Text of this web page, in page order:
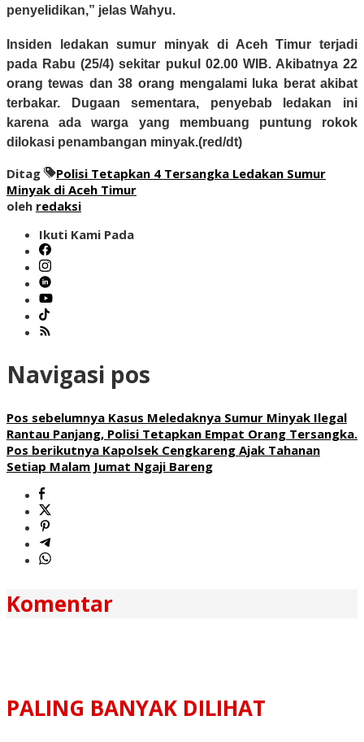
penyelidikan,” jelas Wahyu.
Insiden ledakan sumur minyak di Aceh Timur terjadi
pada Rabu (25/4) sekitar pukul 02.00 WIB. Akibatnya 22
orang tewas dan 38 orang mengalami luka berat akibat
terbakar. Dugaan sementara, penyebab ledakan ini
karena ada warga yang membuang puntung rokok
dilokasi penambangan minyak.(red/dt)
Ditag
Polisi Tetapkan 4 Tersangka Ledakan Sumur
Minyak di Aceh Timur
oleh redaksi
Ikuti Kami Pada
Navigasi pos
Pos sebelumnya Kasus Meledaknya Sumur Minyak Ilegal
Rantau Panjang, Polisi Tetapkan Empat Orang Tersangka.
Pos berikutnya Kapolsek Cengkareng Ajak Tahanan
Setiap Malam Jumat Ngaji Bareng
Komentar
PALING BANYAK DILIHAT